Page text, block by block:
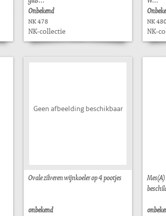
Onbekend
NK 478
NK-collectie
NK
NK-
Geen afbeelding beschikbaar
Ovale zilveren wijnkoeler op 4 pootjes
onbekend